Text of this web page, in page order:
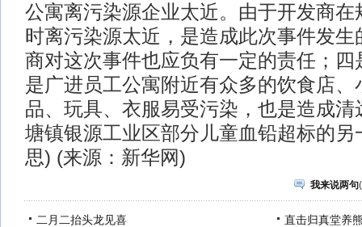
公寓离污染源企业太近。由于开发商在
时离污染源太近，是造成此次事件发生
商对这次事件也应负有一定的责任；四
是广进员工公寓附近有众多的饮食店、
品、玩具、衣服易受污染，也是造成清
塘镇银源工业区部分儿童血铅超标的另
思) (来源：新华网)
我来说两句(
二月二抬头龙见喜 直击归真堂养